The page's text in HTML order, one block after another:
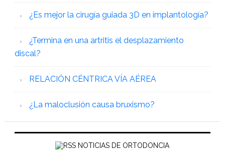
¿Es mejor la cirugía guiada 3D en implantología?
¿Termina en una artritis el desplazamiento
discal?
RELACIÓN CÉNTRICA VÍA AÉREA
¿La maloclusión causa bruxismo?
NOTICIAS DE ORTODONCIA